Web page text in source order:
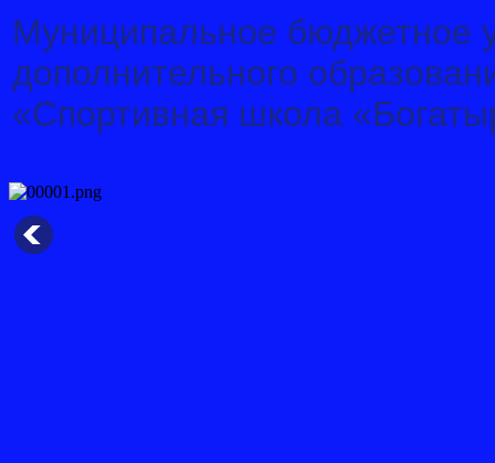
Муниципальное бюджетное
дополнительного
«Спортивная школа